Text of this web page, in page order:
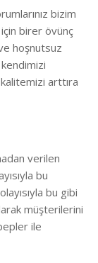
bizim
birer övünç
hoşnutsuz
kendimizi
arttıra
verilen
bu
bu gibi
müşterilerini
ile